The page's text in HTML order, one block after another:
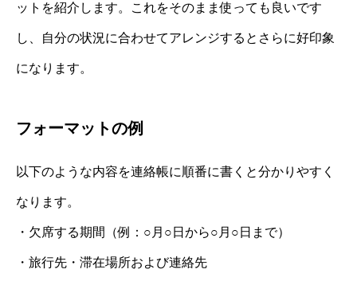
ットを紹介します。これをそのまま使っても良いです
し、自分の状況に合わせてアレンジするとさらに好印象
になります。
フォーマットの例
以下のような内容を連絡帳に順番に書くと分かりやすく
なります。
・欠席する期間（例：○月○日から○月○日まで）
・旅行先・滞在場所および連絡先